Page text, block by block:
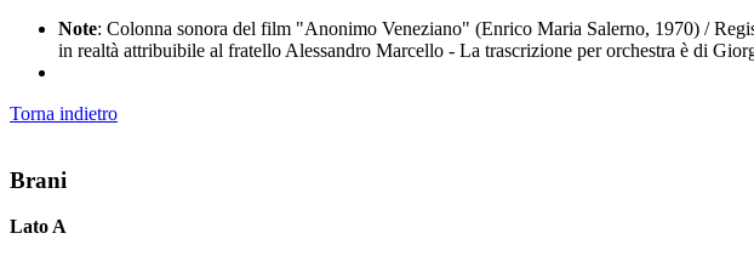
Note: Colonna sonora del film "Anonimo Veneziano" (Enrico Maria Salerno, 1970) /
in realtà attribuibile al fratello Alessandro Marcello - La trascrizione per orchestra è di
Torna indietro
Brani
Lato A